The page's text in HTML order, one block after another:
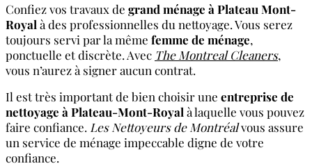
Confiez vos travaux de grand ménage à Plateau Mont-
Royal à des professionnelles du nettoyage. Vous serez
toujours servi par la même femme de ménage,
ponctuelle et discrète. Avec The Montreal Cleaners,
vous n’aurez à signer aucun contrat.
Il est très important de bien choisir une entreprise de
nettoyage à Plateau-Mont-Royal à laquelle vous pouvez
faire confiance. Les Nettoyeurs de Montréalvous assure
un service de ménage impeccable digne de votre
confiance.